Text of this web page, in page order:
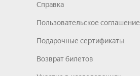
Справка
Пользовательское соглашение
Подарочные сертификаты
Возврат билетов